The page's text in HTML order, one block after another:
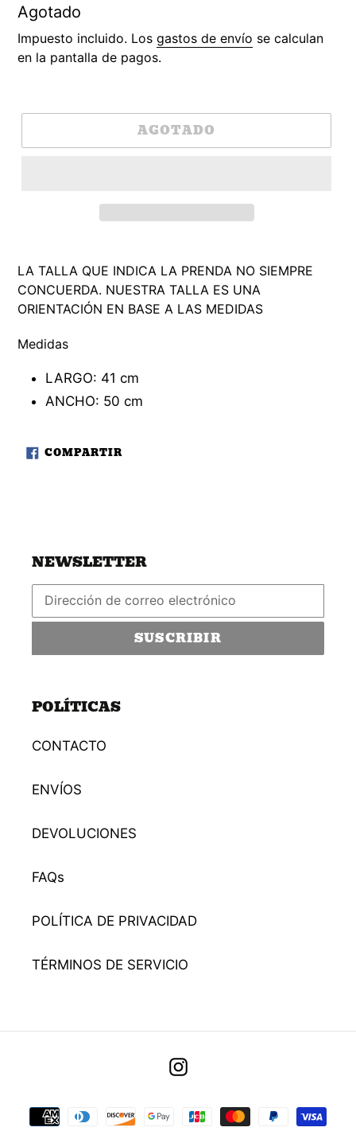
Precio
habitual
Agotado
Impuesto incluido. Los gastos de envío se calculan
en la pantalla de pagos.
AGOTADO
LA TALLA QUE INDICA LA PRENDA NO SIEMPRE
CONCUERDA. NUESTRA TALLA ES UNA
ORIENTACIÓN EN BASE A LAS MEDIDAS
Medidas
LARGO: 41 cm
ANCHO: 50 cm
COMPARTIRCOMPARTIR
EN
NEWSLETTER
SUSCRIBIR
POLÍTICAS
CONTACTO
ENVÍOS
DEVOLUCIONES
FAQs
POLÍTICA DE PRIVACIDAD
TÉRMINOS DE SERVICIO
Instagram
Métodos
flechas
izquierda/derecha